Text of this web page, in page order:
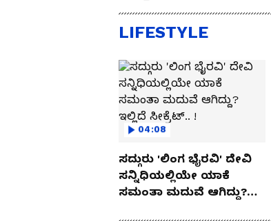
ಕಾರ್ಯಾಚರಣೆ?
LIFESTYLE
04:08
ಸದ್ಗುರು 'ಲಿಂಗ ಭೈರವಿ' ದೇವಿ
ಸನ್ನಿಧಿಯಲ್ಲಿಯೇ ಯಾಕೆ
ಸಮಂತಾ ಮದುವೆ ಆಗಿದ್ದು?